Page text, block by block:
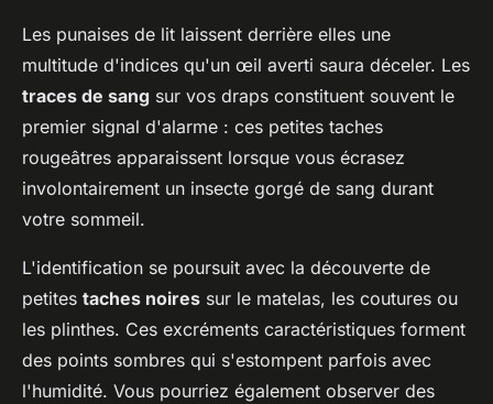
Les punaises de lit laissent derrière elles une
multitude d'indices qu'un œil averti saura déceler. Les
traces de sang sur vos draps constituent souvent le
premier signal d'alarme : ces petites taches
rougeâtres apparaissent lorsque vous écrasez
involontairement un insecte gorgé de sang durant
votre sommeil.
L'identification se poursuit avec la découverte de
petites taches noires sur le matelas, les coutures ou
les plinthes. Ces excréments caractéristiques forment
des points sombres qui s'estompent parfois avec
l'humidité. Vous pourriez également observer des